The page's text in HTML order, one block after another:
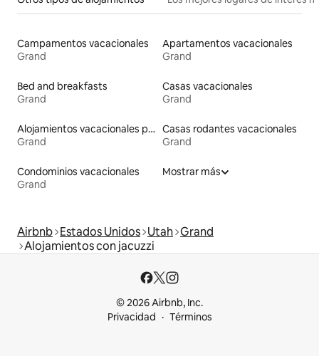
Campamentos vacacionales
Grand
Apartamentos vacacionales
Grand
Bed and breakfasts
Grand
Casas vacacionales
Grand
Alojamientos vacacionales para familias
Grand
Casas rodantes vacacionales
Grand
Condominios vacacionales
Grand
Mostrar más
Airbnb Estados Unidos Utah Grand
Alojamientos con jacuzzi
© 2026 Airbnb, Inc.
Privacidad
Términos